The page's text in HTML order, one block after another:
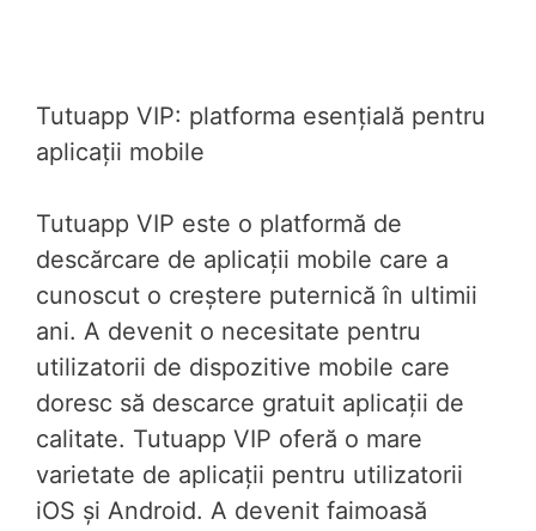
Tutuapp VIP: platforma esențială pentru
aplicații mobile
Tutuapp VIP este o platformă de
descărcare de aplicații mobile care a
cunoscut o creștere puternică în ultimii
ani. A devenit o necesitate pentru
utilizatorii de dispozitive mobile care
doresc să descarce gratuit aplicații de
calitate. Tutuapp VIP oferă o mare
varietate de aplicații pentru utilizatorii
iOS și Android. A devenit faimoasă